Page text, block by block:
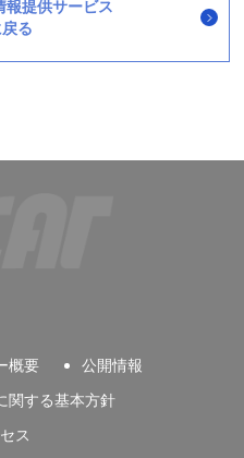
報提供サービス
る
概要
公開情報
関する基本方針
ス